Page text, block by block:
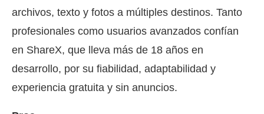
archivos, texto y fotos a múltiples destinos. Tanto
profesionales como usuarios avanzados confían
en ShareX, que lleva más de 18 años en
desarrollo, por su fiabilidad, adaptabilidad y
experiencia gratuita y sin anuncios.